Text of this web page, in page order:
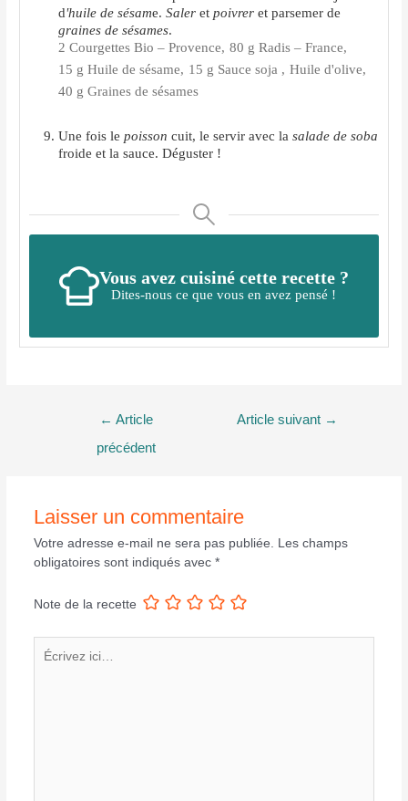
d'huile de sésame. Saler et poivreret parsemer de
graines de sésames.
2 Courgettes Bio – Provence, 80 g Radis – France,
15 g Huile de sésame, 15 g Sauce soja , Huile d'olive,
40 g Graines de sésames
Une fois le poisson cuit, le servir avec la salade de soba
froide et la sauce. Déguster !
Vous avez cuisiné cette recette ?
Dites-nous ce que vous en avez pensé !
← Article
précédent
Article suivant →
Laisser un commentaire
Votre adresse e-mail ne sera pas publiée. Les champs
obligatoires sont indiqués avec *
Note de la recette
ici…